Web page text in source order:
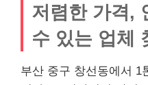
저렴한 가격,
수 있는 업체
부산 중구 창선동에서 1